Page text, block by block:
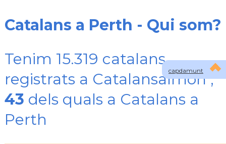
capdamunt
Catalans a Perth - Qui som?
Tenim 15.319 catalans
registrats a Catalansalmon ,
43 dels quals a Catalans a
Perth